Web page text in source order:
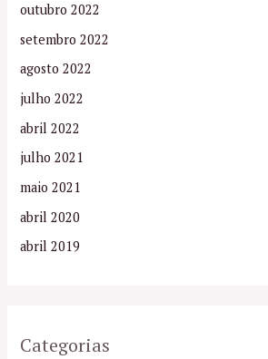
outubro 2022
setembro 2022
agosto 2022
julho 2022
abril 2022
julho 2021
maio 2021
abril 2020
abril 2019
Categorias